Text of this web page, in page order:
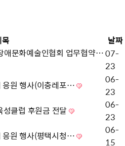
날짜
문화예술인협회 업무협약…07-
23
원 행사(이충레포…
06-
23
클럽 후원금 전달
06-
23
원 행사(평택시청…
06-
15